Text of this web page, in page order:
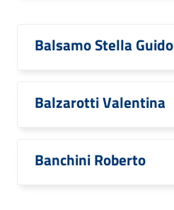
Balsamo Stella Guido
Balzarotti Valentina
Banchini Roberto